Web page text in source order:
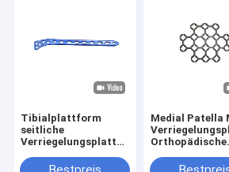
Tibialplattform
seitliche
Verriegelungsplatte
Traumaimplantate
Medial Patella
Orthopädische